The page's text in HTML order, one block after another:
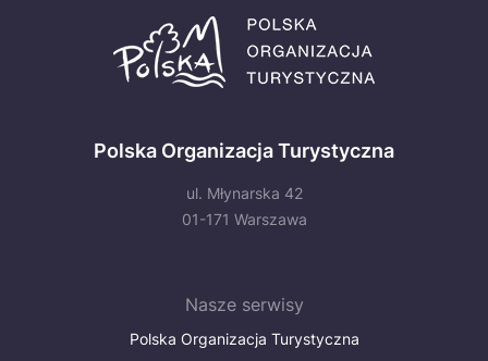
Polska Organizacja Turystyczna
ul. Młynarska 42
01-171 Warszawa
Nasze serwisy
Polska Organizacja Turystyczna